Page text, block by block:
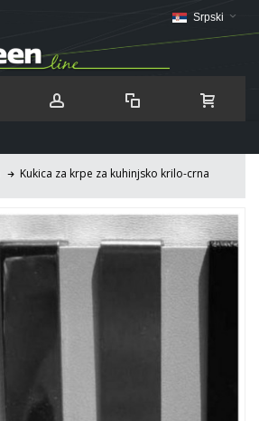
Srpski
Kukica za krpe za kuhinjsko krilo-crna